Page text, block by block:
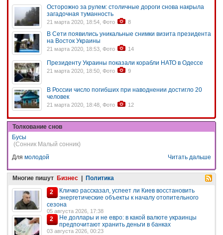
Осторожно за рулем: столичные дороги снова накрыла
загадочная туманность
21 марта 2020, 18:54, Фото 8
В Сети появились уникальные снимки визита президента
на Восток Украины
21 марта 2020, 18:53, Фото 14
Президенту Украины показали корабли НАТО в Одессе
21 марта 2020, 18:50, Фото 9
В России число погибших при наводнении достигло 20
человек
21 марта 2020, 18:48, Фото 12
Толкование снов
Бусы
(Сонник Малый сонник)
Для молодой Читать дальше
Многие пишут Бизнес
Политика
2
Кличко рассказал, успеет ли Киев восстановить
энергетические объекты к началу отопительного
сезона
05 августа 2026, 17:38
2
Не доллары и не евро: в какой валюте украинцы
предпочитают хранить деньги в банках
03 августа 2026, 00:23